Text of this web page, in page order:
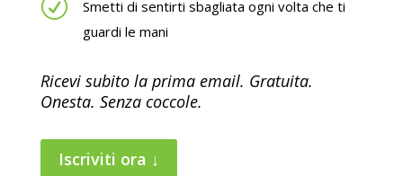
R
Smetti di sentirti sbagliata ogni volta che ti
guardi le mani
Ricevi subito la prima email. Gratuita.
Onesta. Senza coccole.
Iscriviti ora ↓